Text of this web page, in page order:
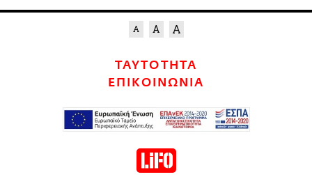
ΤΑΥΤΟΤΗΤΑ
ΕΠΙΚΟΙΝΩΝΙΑ